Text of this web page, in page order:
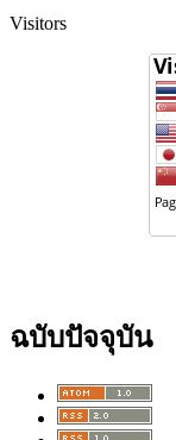
Visitors
ฉบับปัจจุบัน